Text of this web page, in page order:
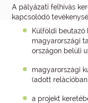
A pályázati felhívás
kapcsolódó
Külföldi beutazó
magyarországi
országon belüli
magyarországi
(adott
a projekt